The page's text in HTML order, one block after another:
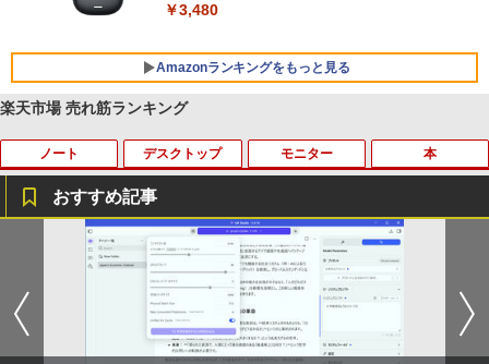
￥3,480
Amazonランキングをもっと見る
BRUCE WAYNE feat. Flo Milli, ATL Jacob
[Explicit]
￥250
BRUCE WAYNE feat. Flo Milli, ATL Jacob
[Explicit]
￥250
【Amazon.co.jp限定】 い・ろ・は・す 2L P
ET ラベルレス ×8本
￥1,112
by Amazon 天然水 ラベルレス 500ml ×24本
富士山の天然水 バナジウム含有 水 ミネラル
ウォーター ペットボトル 静岡県産 500ミリリ
ットル (Smart Basic)
薬屋のひとりごと 17巻 (デジタル版ビッグガ
ンガンコミックス)
￥770
異世界居酒屋「のぶ」(22) (角川コミックス・
エース)
￥832
楽天市場 売れ筋ランキング
ノート
Amazon(アマゾン) タブレットPC New F
ire Max 11(2023年発売) グレー B0B2SD
8BVX ［11型 /Wi-Fiモデル /ストレージ：
64GB］ B0B2SD8BVX [振込不可]
￥19,980
デスクトップ モニター
PHILIPS/フィリップス 241V8/11 / 23.8型
ワイド 液晶ディスプレイ FullHD/HDMI
ケーブル標準添付【中古/送料無料】※沖
縄、離島を除く
￥5,500
本
なぜ、あの人のがんは消えたのか？
￥3,828
おすすめ記事